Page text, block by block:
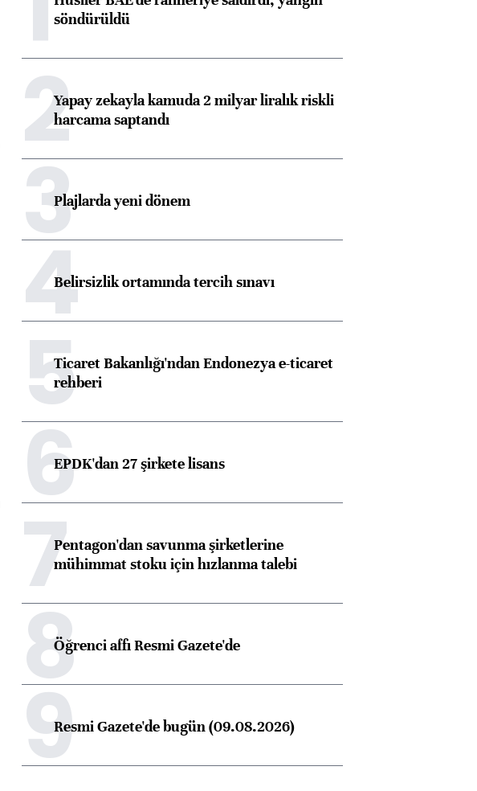
söndürüldü
2Yapay zekayla kamuda 2 milyar liralık riskli
harcama saptandı
3Plajlarda yeni dönem
4Belirsizlik ortamında tercih sınavı
5Ticaret Bakanlığı'ndan Endonezya e-ticaret
rehberi
6EPDK'dan 27 şirkete lisans
7Pentagon'dan savunma şirketlerine
mühimmat stoku için hızlanma talebi
8Öğrenci affı Resmi Gazete'de
9Resmi Gazete'de bugün (09.08.2026)